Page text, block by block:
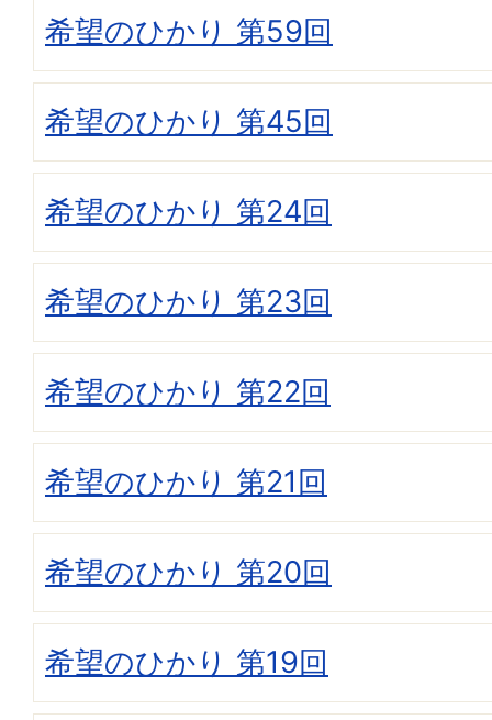
希望のひかり 第59回
希望のひかり 第45回
希望のひかり 第24回
希望のひかり 第23回
希望のひかり 第22回
希望のひかり 第21回
希望のひかり 第20回
希望のひかり 第19回